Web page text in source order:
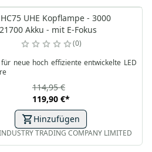
UHE Kopflampe - 3000
Akku - mit E-Fokus
0
neue hoch effiziente entwickelte LED
119,90 €*
114,95 €
Hinzufügen
TRADING COMPANY LIMITED